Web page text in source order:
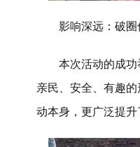
影响深远：破
本次活动的成功
亲民、安全、有趣
动本身，更广泛提升